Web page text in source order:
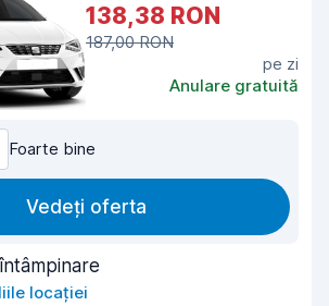
138,38 RON
187,00 RON
pe zi
Anulare gratuită
Foarte bine
Vedeți oferta
locației